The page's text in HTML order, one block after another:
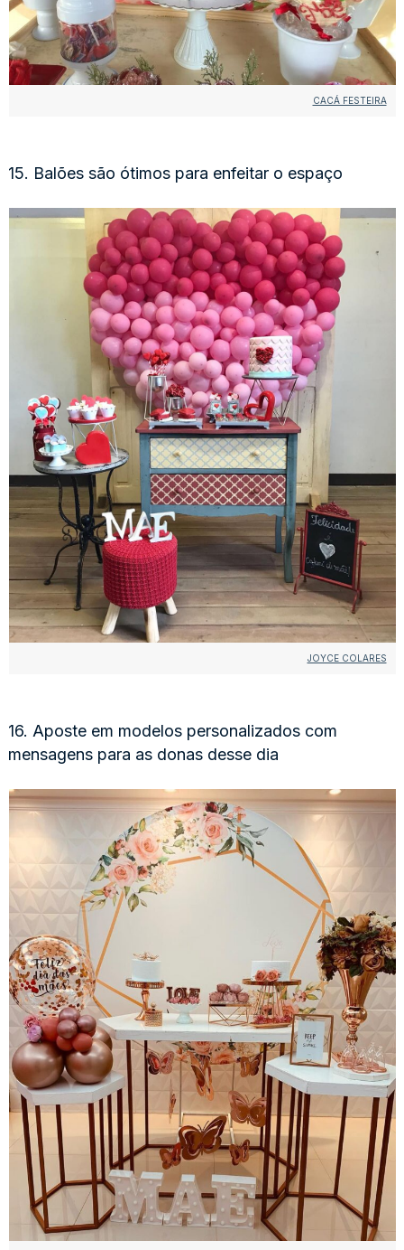
CACÁ FESTEIRA
15. Balões são ótimos para enfeitar o espaço
JOYCE COLARES
16. Aposte em modelos personalizados com
mensagens para as donas desse dia